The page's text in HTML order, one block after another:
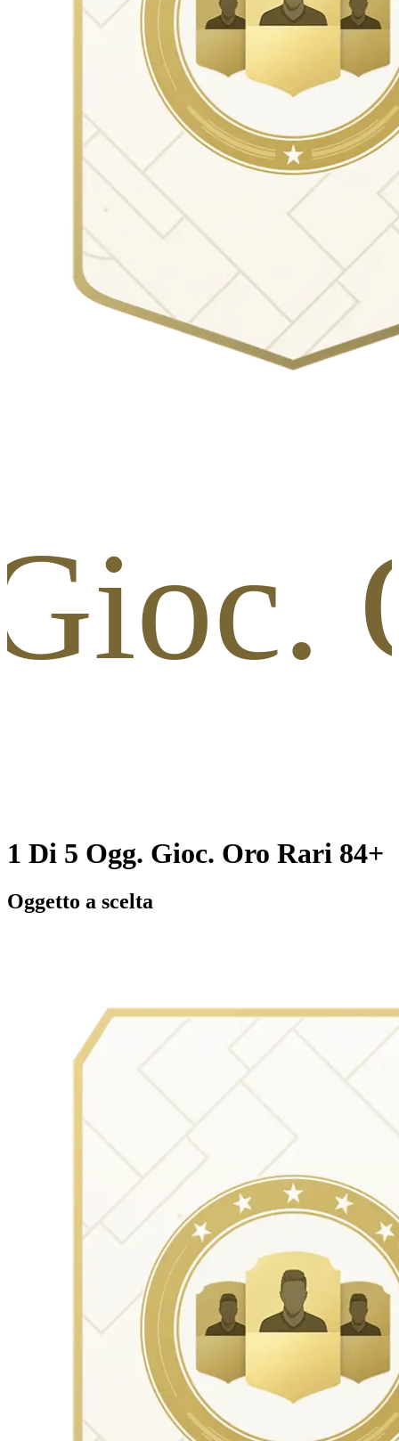
1 Di 5 Ogg. Gioc. Oro Rari 84+
Oggetto a scelta